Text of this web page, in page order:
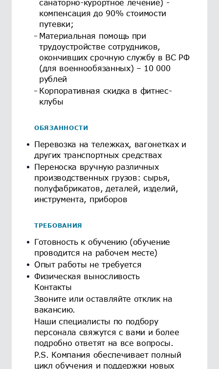
санаторно-курортное лечение) -
компенсация до 90% стоимости
путевки;
Материальная помощь при
трудоустройстве сотрудников,
окончивших срочную службу в ВС РФ
(для военнообязанных) – 10 000
рублей
Корпоративная скидка в фитнес-
клубы
ОБЯЗАННОСТИ
Перевозка на тележках, вагонетках и
других транспортных средствах
Переноска вручную различных
производственных грузов: сырья,
полуфабрикатов, деталей, изделий,
инструмента, приборов
ТРЕБОВАНИЯ
Готовность к обучению (обучение
проводится на рабочем месте)
Опыт работы не требуется
Физическая выносливость
Контакты
Звоните или оставляйте отклик на
вакансию.
Наши специалисты по подбору
персонала свяжутся с вами и более
подробно ответят на все вопросы.
P.S. Компания обеспечивает полный
цикл обучения и поддержки новых